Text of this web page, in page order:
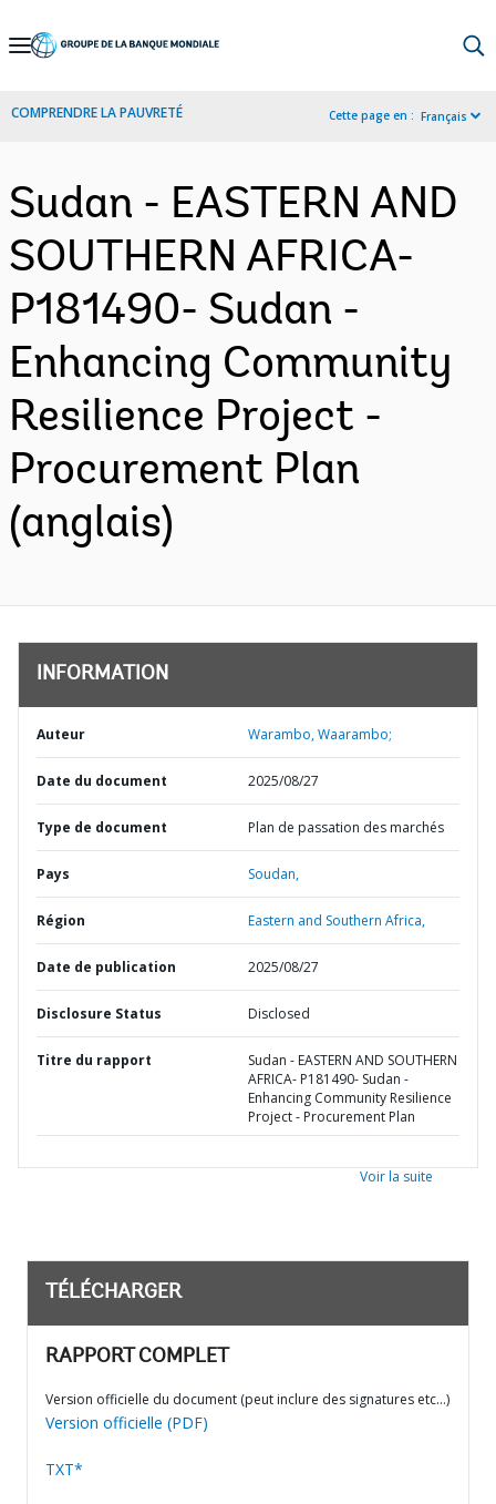
Skip
Navigation
COMPRENDRE LA PAUVRETÉ Cette page en : Français
Sudan - EASTERN AND
SOUTHERN AFRICA-
P181490- Sudan -
Enhancing Community
Resilience Project -
Procurement Plan
(anglais)
INFORMATION
Auteur Warambo, Waarambo;
Date du document 2025/08/27
Type de document Plan de passation des marchés
Pays Soudan,
Région Eastern and Southern Africa,
Date de publication 2025/08/27
Disclosure Status Disclosed
Titre du rapport
Sudan - EASTERN AND SOUTHERN
AFRICA- P181490- Sudan -
Enhancing Community Resilience
Project - Procurement Plan
Voir la suite
TÉLÉCHARGER
RAPPORT COMPLET
Version officielle du document (peut inclure des signatures etc…)
Version officielle (PDF)
TXT*